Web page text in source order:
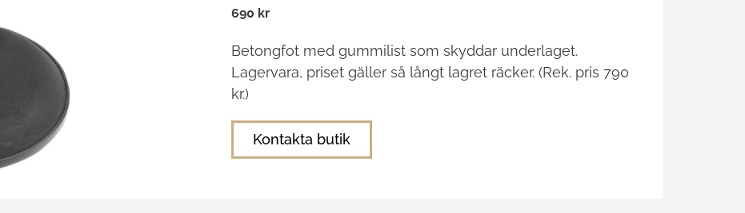
690 kr
Betongfot med gummilist som skyddar underlaget.
Lagervara, priset gäller så långt lagret räcker. (Rek. pris 790
kr.)
Kontakta butik